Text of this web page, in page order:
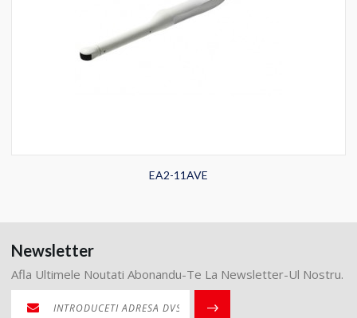
EA2-11AVE
Newsletter
Afla Ultimele Noutati Abonandu-Te La Newsletter-Ul Nostru.